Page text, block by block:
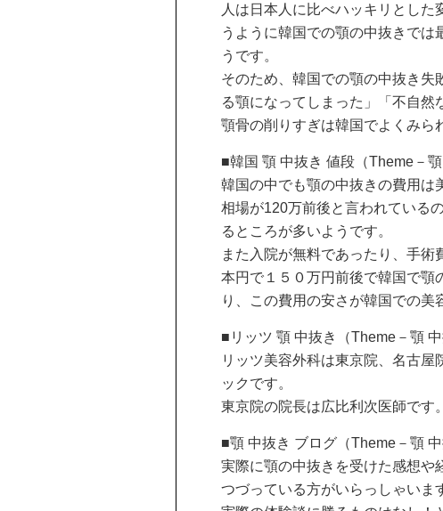
人は日本人に比べハッキリとし
うように韓国での顎の中抜きで
うです。
そのため、韓国での顎の中抜き
る顎になってしまった」「不自然
顎骨の削りすぎは韓国でよくみら
■韓国 顎 中抜き 値段（Theme－顎
韓国の中でも顎の中抜きの費用は
相場が120万前後と言われている
るところが多いようです。
また入院が無料であったり、手術
本円で１５０万円前後で韓国で顎
り、この費用の安さが韓国での美
■リッツ 顎 中抜き（Theme－顎 中
リッツ美容外科は東京院、名古
ックです。
東京院の院長は広比利次医師です。
■顎 中抜き ブログ（Theme－顎 中
実際に顎の中抜きを受けた感想や
つづっている方がいらっしゃいま